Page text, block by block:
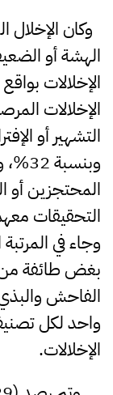
وكان الإخلال
الهشة أو
الإخلالات
المحتجزين أو
وجاء في
بغض طائفة من
الفاحش
الإخلالات.